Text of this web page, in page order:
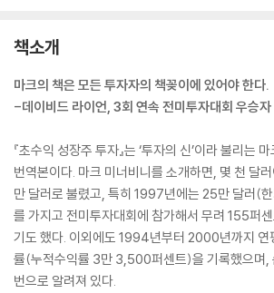
책소개
마크의 책은 모든 투자자의 책꽂이에 있어야 한다.
-데이비드 라이언, 3회 연속 전미투자대회 우승자
『초수익 성장주 투자』는 ‘투자의 신’이라 불리는
번역본이다. 마크 미너비니를 소개하면, 몇 천 달
만 달러로 불렸고, 특히 1997년에는 25만 달러(
를 가지고 전미투자대회에 참가해서 무려 155퍼
기도 했다. 이외에도 1994년부터 2000년까지 연
률(누적수익률 3만 3,500퍼센트)을 기록했으며,
번으로 알려져 있다.